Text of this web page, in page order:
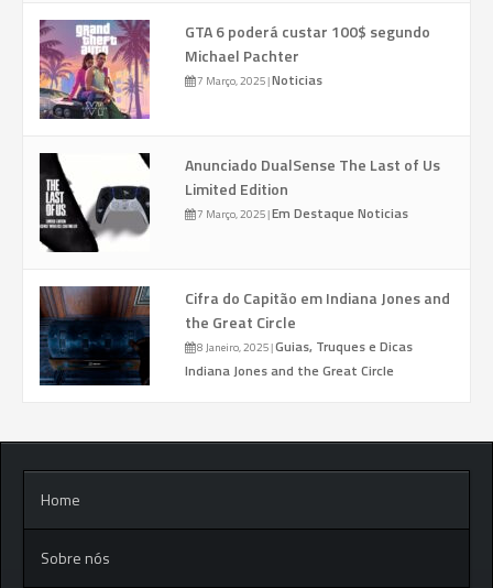
GTA 6 poderá custar 100$ segundo
Michael Pachter
7 Março, 2025|Noticias
Anunciado DualSense The Last of Us
Limited Edition
7 Março, 2025|Em Destaque Noticias
Cifra do Capitão em Indiana Jones and
the Great Circle
8 Janeiro, 2025|Guias, Truques e Dicas
Indiana Jones and the Great Circle
Home
Sobre nós